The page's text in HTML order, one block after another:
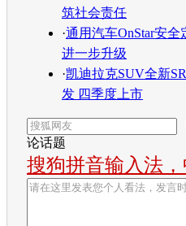
筑社会责任
·通用汽车OnStar安全
进一步升级
·凯迪拉克SUV全新
发 四季度上市
论话题
搜狗拼音输入法